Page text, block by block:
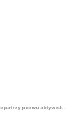
Sąd nie rozpatrzy pozwu aktywistów klimatycznych wobec Szwecji